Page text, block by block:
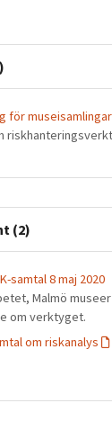
för museisamlingar
(2)
samtal 8 maj 2020
Malmö
om verktyget.
om riskanalys